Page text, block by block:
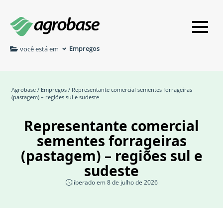
você está em Empregos
Agrobase / Empregos / Representante comercial sementes forrageiras
(pastagem) – regiões sul e sudeste
Representante comercial
sementes forrageiras
(pastagem) – regiões sul e
sudeste
liberado em 8 de julho de 2026